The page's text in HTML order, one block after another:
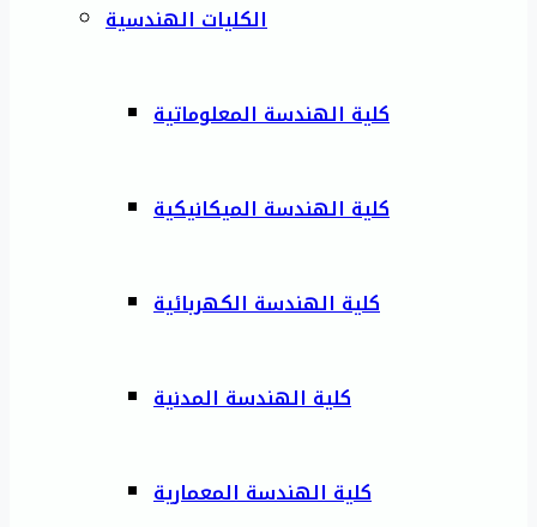
الكليات الهندسية
كلية الهندسة المعلوماتية
كلية الهندسة الميكانيكية
كلية الهندسة الكهربائية
كلية الهندسة المدنية
كلية الهندسة المعمارية